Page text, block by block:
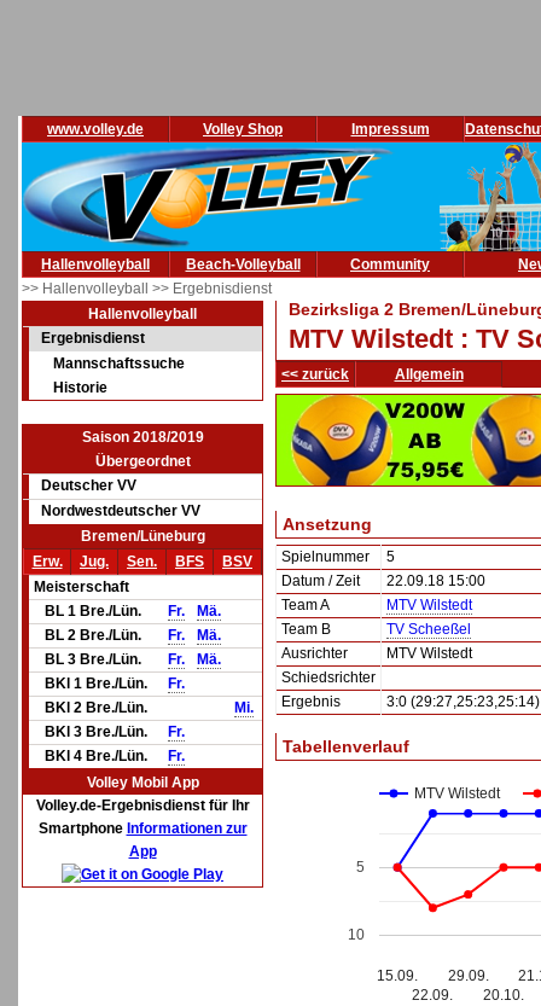
www.volley.de Volley Shop Impressum
Hallenvolleyball Beach-Volleyball Community
>> Hallenvolleyball >> Ergebnisdienst
Hallenvolleyball
Ergebnisdienst
Mannschaftssuche
Historie
Saison 2018/2019
Übergeordnet
Deutscher VV
Nordwestdeutscher VV
Bremen/Lüneburg
Erw.
Jug. Sen. BFS
BSV
Meisterschaft
BL 1 Bre./Lün.
Fr.
Mä.
BL 2 Bre./Lün.
Fr.
Mä.
BL 3 Bre./Lün.
Fr.
Mä.
BKl 1 Bre./Lün.
Fr.
BKl 2 Bre./Lün.
Mi.
BKl 3 Bre./Lün.
Fr.
BKl 4 Bre./Lün.
Fr.
Volley Mobil App
Volley.de-Ergebnisdienst für Ihr
Smartphone Informationen zur
App
Bezirksliga 2 Bremen/
MTV Wilstedt : TV
<< zurück Allgemein
Ansetzung
Spielnummer
5
Datum / Zeit
22.09.18 15:00
Team A
MTV Wilstedt
Team B
TV Scheeßel
Ausrichter
MTV Wilstedt
Schiedsrichter
Ergebnis
3:0 (29:27,25:23,25:14)
Tabellenverlauf
MTV Wilstedt
15.09.
22.09.
29.09.
20.10.
5
10